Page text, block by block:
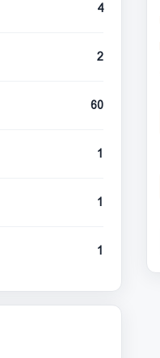
4
2
60
1
1
1